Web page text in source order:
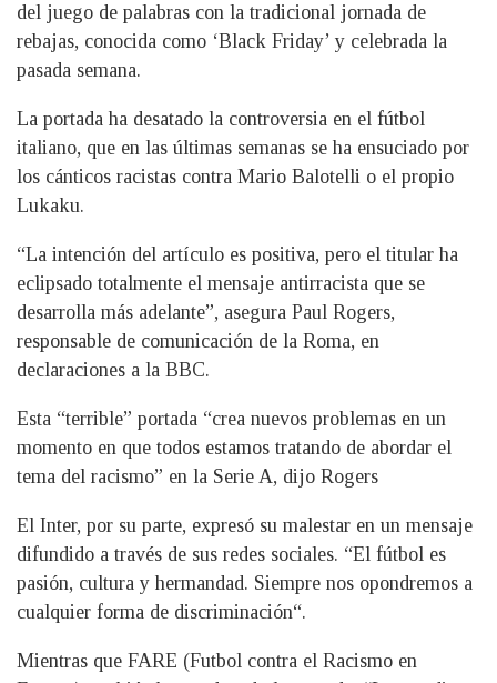
del juego de palabras con la tradicional jornada de
rebajas, conocida como ‘Black Friday’ y celebrada la
pasada semana.
La portada ha desatado la controversia en el fútbol
italiano, que en las últimas semanas se ha ensuciado por
los cánticos racistas contra Mario Balotelli o el propio
Lukaku.
“La intención del artículo es positiva, pero el titular ha
eclipsado totalmente el mensaje antirracista que se
desarrolla más adelante”, asegura Paul Rogers,
responsable de comunicación de la Roma, en
declaraciones a la BBC.
Esta “terrible” portada “crea nuevos problemas en un
momento en que todos estamos tratando de abordar el
tema del racismo” en la Serie A, dijo Rogers
El Inter, por su parte, expresó su malestar en un mensaje
difundido a través de sus redes sociales. “El fútbol es
pasión, cultura y hermandad. Siempre nos opondremos a
cualquier forma de discriminación“.
Mientras que FARE (Futbol contra el Racismo en